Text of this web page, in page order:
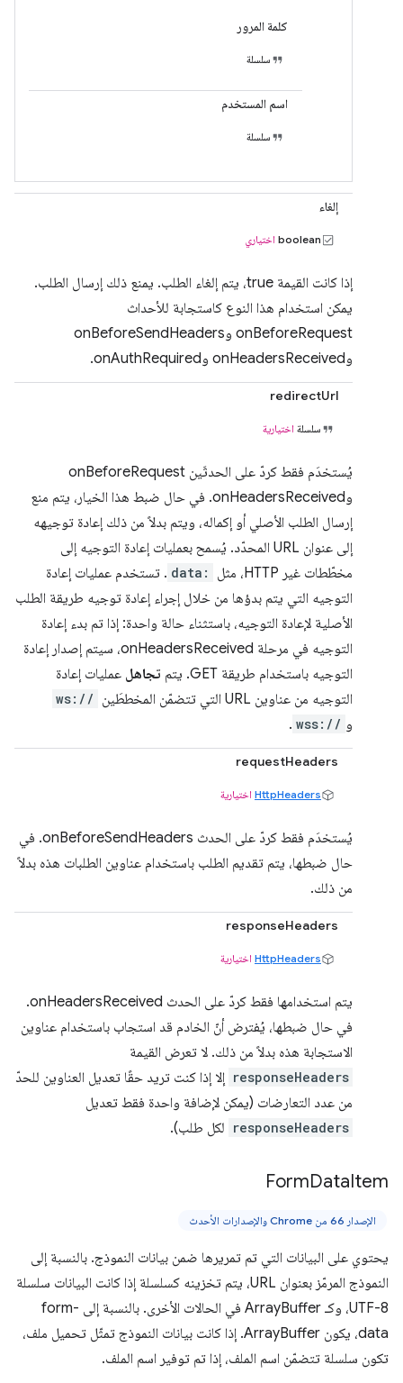
كلمة المرور
سلسلة
اسم المستخدم
سلسلة
إلغاء
boolean اختياري
إذا كانت القيمة true، يتم إلغاء الطلب. يمنع ذلك إرسال الطلب.
يمكن استخدام هذا النوع كاستجابة للأحداث
onBeforeRequest وonBeforeSendHeaders
وonHeadersReceived وonAuthRequired.
redirectUrl
سلسلة اختيارية
يُستخدَم فقط كردّ على الحدثَين onBeforeRequest
وonHeadersReceived. في حال ضبط هذا الخيار، يتم منع
إرسال الطلب الأصلي أو إكماله، ويتم بدلاً من ذلك إعادة توجيهه
إلى عنوان URL المحدّد. يُسمح بعمليات إعادة التوجيه إلى
مخطّطات غير HTTP، مثل
data: . تستخدم عمليات إعادة
التوجيه التي يتم بدؤها من خلال إجراء إعادة توجيه طريقة الطلب
الأصلية لإعادة التوجيه، باستثناء حالة واحدة: إذا تم بدء إعادة
التوجيه في مرحلة onHeadersReceived، سيتم إصدار إعادة
التوجيه باستخدام طريقة GET. يتم
تجاهل عمليات إعادة
التوجيه من عناوين URL التي تتضمّن المخططَين
ws://
و wss://
.
requestHeaders
HttpHeaders اختيارية
يُستخدَم فقط كردّ على الحدث onBeforeSendHeaders. في
حال ضبطها، يتم تقديم الطلب باستخدام عناوين الطلبات هذه بدلاً
من ذلك.
responseHeaders
HttpHeaders اختيارية
يتم استخدامها فقط كردّ على الحدث onHeadersReceived.
في حال ضبطها، يُفترض أنّ الخادم قد استجاب باستخدام عناوين
الاستجابة هذه بدلاً من ذلك. لا تعرض القيمة
responseHeaders إلا إذا كنت تريد حقًا تعديل العناوين للحدّ
من عدد التعارضات (يمكن لإضافة واحدة فقط تعديل
responseHeaders لكل طلب).
FormDataItem
الإصدار 66 من Chrome والإصدارات الأحدث
يحتوي على البيانات التي تم تمريرها ضمن بيانات النموذج. بالنسبة إلى
النموذج المرمّز بعنوان URL، يتم تخزينه كسلسلة إذا كانت البيانات سلسلة
UTF-8، وكـ ArrayBuffer في الحالات الأخرى. بالنسبة إلى form-
data، يكون ArrayBuffer. إذا كانت بيانات النموذج تمثّل تحميل ملف،
تكون سلسلة تتضمّن اسم الملف، إذا تم توفير اسم الملف.